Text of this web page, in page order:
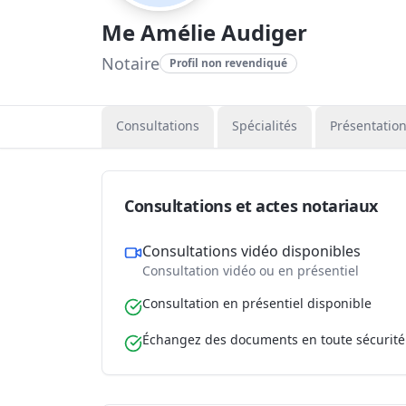
Me Amélie Audiger
Notaire Profil non revendiqué
Consultations Spécialités Présentation
Consultations et actes notariaux
Consultations vidéo disponibles
Consultation vidéo ou en présentiel
Consultation en présentiel disponible
Échangez des documents en toute sécurité